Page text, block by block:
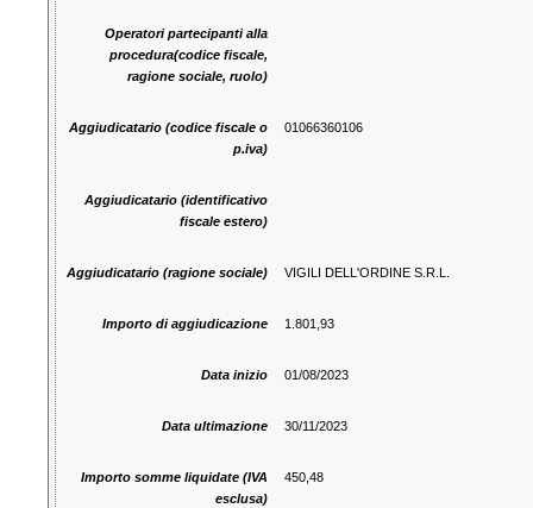
Operatori partecipanti alla
procedura(codice fiscale,
ragione sociale, ruolo)
Aggiudicatario (codice fiscale o
p.iva)
01066360106
Aggiudicatario (identificativo
fiscale estero)
Aggiudicatario (ragione sociale) VIGILI DELL'ORDINE S.R.L.
Importo di aggiudicazione 1.801,93
Data inizio 01/08/2023
Data ultimazione 30/11/2023
Importo somme liquidate (IVA
esclusa)
450,48